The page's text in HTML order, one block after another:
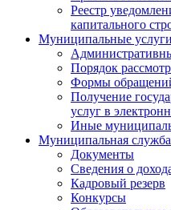
Реестр
капитального
Муниципальные услуги
Порядок
Формы
Получение
услуг в
Иные
Муниципальная служба
Документы
Сведения о
Кадровый резерв
Конкурсы